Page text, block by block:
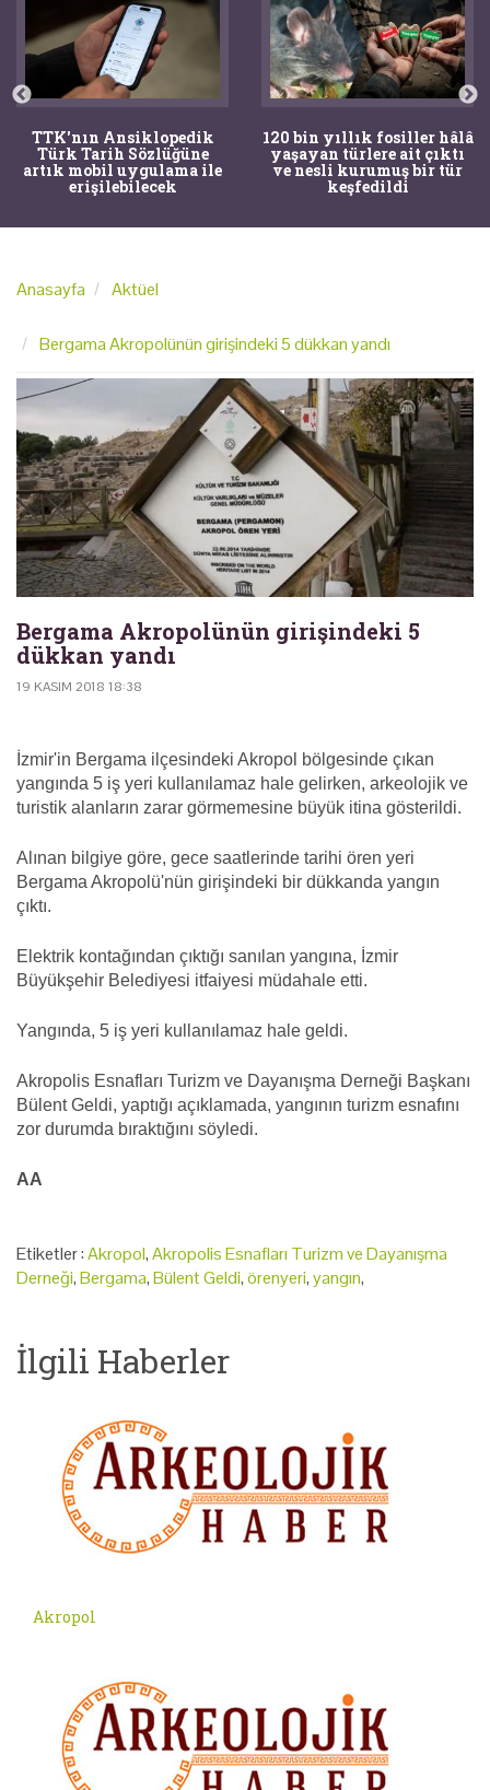
TTK'nın Ansiklopedik
Türk Tarih Sözlüğüne
artık mobil uygulama ile
erişilebilecek
120 bin yıllık fosiller hâlâ
yaşayan türlere ait çıktı
ve nesli kurumuş bir tür
keşfedildi
Anasayfa Aktüel
Bergama Akropolünün girişindeki 5 dükkan yandı
Bergama Akropolünün girişindeki 5
dükkan yandı
19 KASIM 2018 18:38
İzmir'in Bergama ilçesindeki Akropol bölgesinde çıkan
yangında 5 iş yeri kullanılamaz hale gelirken, arkeolojik ve
turistik alanların zarar görmemesine büyük itina gösterildi.
Alınan bilgiye göre, gece saatlerinde tarihi ören yeri
Bergama Akropolü'nün girişindeki bir dükkanda yangın
çıktı.
Elektrik kontağından çıktığı sanılan yangına, İzmir
Büyükşehir Belediyesi itfaiyesi müdahale etti.
Yangında, 5 iş yeri kullanılamaz hale geldi.
Akropolis Esnafları Turizm ve Dayanışma Derneği Başkanı
Bülent Geldi, yaptığı açıklamada, yangının turizm esnafını
zor durumda bıraktığını söyledi.
AA
Etiketler :Akropol,Akropolis Esnafları Turizm ve Dayanışma
Derneği,Bergama,Bülent Geldi,örenyeri,yangın,
İlgili Haberler
Akropol